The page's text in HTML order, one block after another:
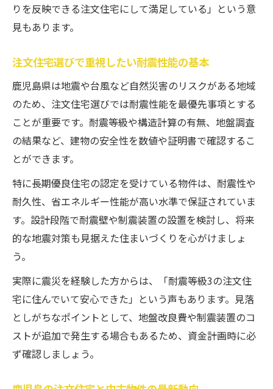
注文住宅で長期優良住宅を目指すメリット
中古でも叶う長期優良住宅の選び方のコツ
注文住宅と中古物件の長期優良認定の違い
中古住宅の長期優良認定取得のポイント
りを反映できる注文住宅にして満足している」という意
見もあります。
注文住宅選びで重視したい耐震性能の基本
鹿児島県は地震や台風など自然災害のリスクがある地域
のため、注文住宅選びでは耐震性能を最優先事項とする
ことが重要です。耐震等級や構造計算の有無、地盤調査
の結果など、建物の安全性を数値や証明書で確認するこ
とができます。
特に長期優良住宅の認定を受けている物件は、耐震性や
耐久性、省エネルギー性能が高い水準で保証されていま
す。設計段階で耐震壁や制震装置の設置を検討し、将来
的な地震対策も見据えた住まいづくりを心がけましょ
う。
実際に震災を経験した方からは、「耐震等級3の注文住
宅に住んでいて安心できた」という声もあります。見落
としがちなポイントとして、地盤改良費や制震装置のコ
ストが追加で発生する場合もあるため、資金計画時に必
ず確認しましょう。